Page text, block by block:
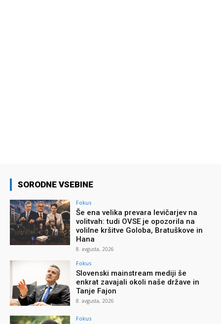
SORODNE VSEBINE
Fokus
Še ena velika prevara levičarjev na
volitvah: tudi OVSE je opozorila na
volilne kršitve Goloba, Bratuškove in
Hana
8. avgusta, 2026
Fokus
Slovenski mainstream mediji še
enkrat zavajali okoli naše države in
Tanje Fajon
8. avgusta, 2026
Fokus